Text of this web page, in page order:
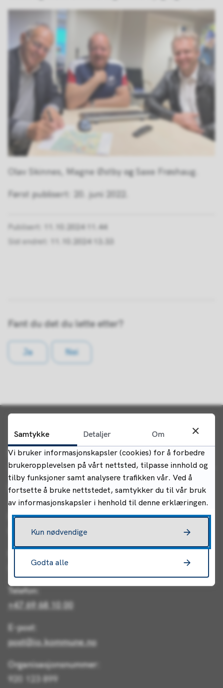
Olav Skinnes, Magne Østby og Saxe Frøshaug.
Først publisert: 20. juni 2022.
Publisert
11.10.2024 11.44
Sist endret
11.10.2024 13.33
Fant du det du lette etter?
Ja Nei
Kontakt oss
Indre Østfold kommune
Postadresse:
Postboks 34, 1861 Trøgstad
Rådhusgata 22, 1830 Askim
Telefon:
+47 69 68 10 00
E-post:
post@io.kommune.no
Organisasjonsnummer:
920 123 899
Samtykke Detaljer
Om
Vi bruker informasjonskapsler (cookies) for å forbedre
brukeropplevelsen på vårt nettsted, tilpasse innhold og
tilby funksjoner samt analysere trafikken vår. Ved å
fortsette å bruke nettstedet, samtykker du til vår bruk
av informasjonskapsler i henhold til denne erklæringen.
Kun nødvendige
Godta alle